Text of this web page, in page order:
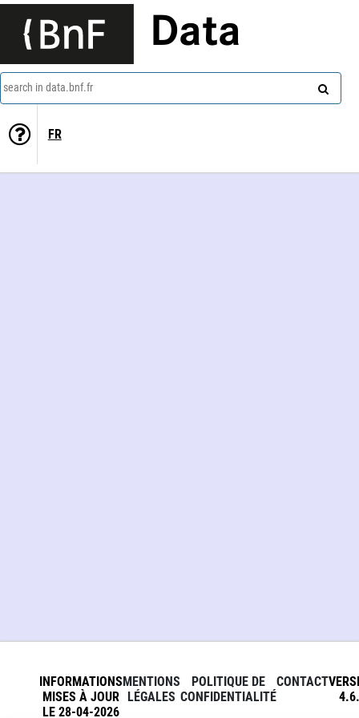
Data
search in data.bnf.fr
FR
INFORMATIONS
MISES À JOUR
LE 28-04-2026
MENTIONS
LÉGALES
POLITIQUE DE
CONFIDENTIALITÉ
CONTACT